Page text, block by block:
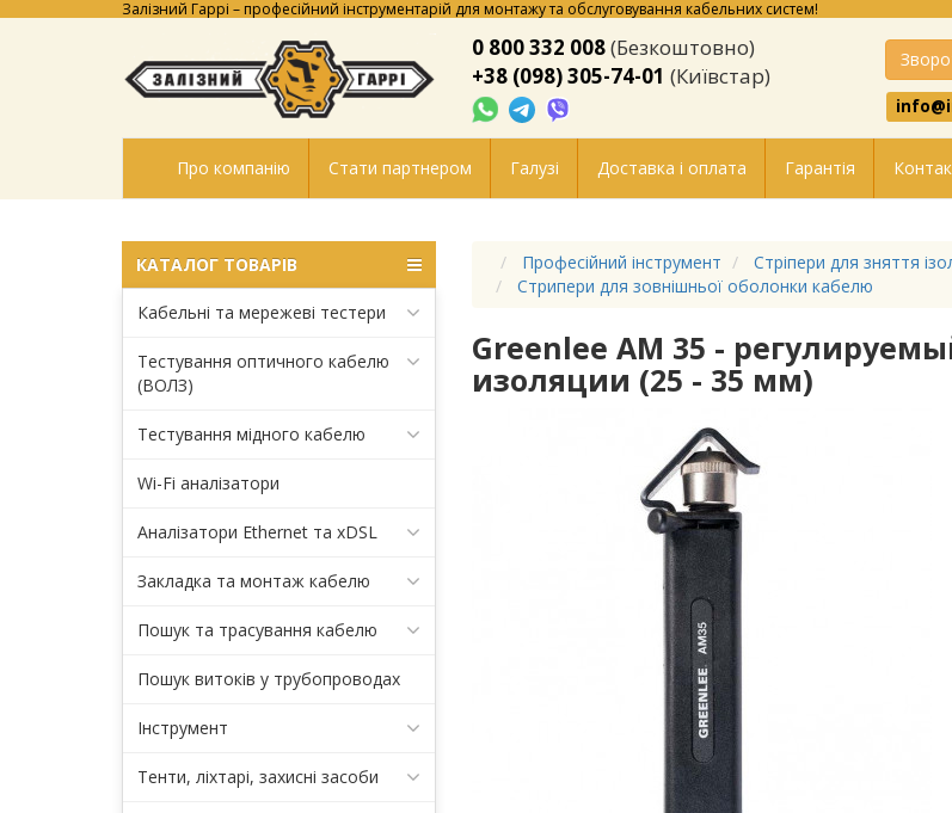
Залізний Гаррі – професійний інструментарій для монтажу та обслуговування кабельних систем!
0 800 332 008(Безкоштовно)
+38 (098) 305-74-01 (Київстар)
Про компанію Стати партнером Галузі Доставка і оплата Гарантія
КАТАЛОГ ТОВАРІВ
Кабельні та мережеві тестери
Тестування оптичного кабелю
(ВОЛЗ)
Тестування мідного кабелю
Wi-Fi аналізатори
Аналізатори Ethernet та xDSL
Закладка та монтаж кабелю
Пошук та трасування кабелю
Пошук витоків у трубопроводах
Інструмент
Тенти, ліхтарі, захисні засоби
Професійний інструмент
Стріпери для зняття
Стрипери для зовнішньої оболонки кабелю
Greenlee AM 35 -
изоляции (25 - 35 мм)